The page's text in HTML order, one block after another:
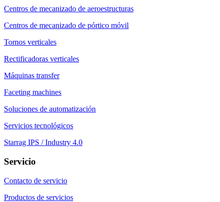
Centros de mecanizado de aeroestructuras
Centros de mecanizado de pórtico móvil
Tornos verticales
Rectificadoras verticales
Máquinas transfer
Faceting machines
Soluciones de automatización
Servicios tecnológicos
Starrag IPS / Industry 4.0
Servicio
Contacto de servicio
Productos de servicios